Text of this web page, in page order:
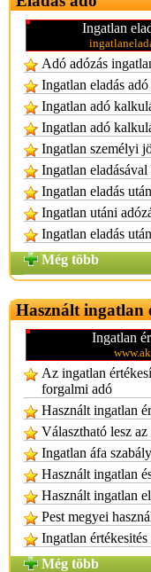
Ingatlan
Adó adózás
Ingatlan eladás
Ingatlan adó
Ingatlan adó
Ingatlan személyi
Ingatlan
Ingatlan eladás
Ingatlan utáni
Ingatlan eladás
Még több
Használt ingatlan
Ingatlan
Az ingatlan
forgalmi adó
Használt ingatlan
Választható lesz
Ingatlan áfa
Használt ingatlan
Használt ingatlan
Pest megyei
Ingatlan értékesités
Még több